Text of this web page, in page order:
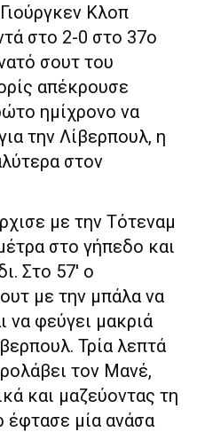
Κλοπ
στο 2-0 στο 37ο
σουτ του
απέκρουσε
ημίχρονο να
την Λίβερπουλ, η
στον
με την Τότεναμ
στο γήπεδο και
Στο 57′ ο
με την μπάλα να
να φεύγει μακριά
Τρία λεπτά
τον Μανέ,
και μαζεύοντας τη
έφτασε μία ανάσα